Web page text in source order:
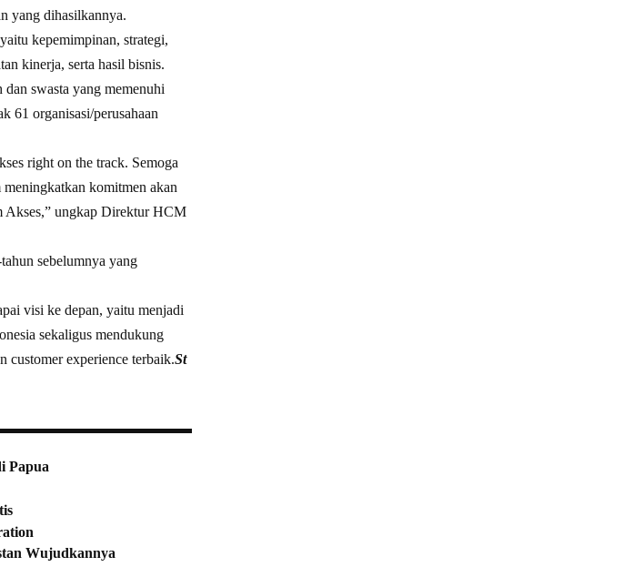
yang dihasilkannya.
kepemimpinan, strategi,
kinerja, serta hasil bisnis.
swasta yang memenuhi
61 organisasi/perusahaan
right on the track. Semoga
komitmen akan
Akses,” ungkap Direktur HCM
sebelumnya yang
visi ke depan, yaitu menjadi
sekaligus mendukung
customer experience terbaik.St
Papua
Wujudkannya